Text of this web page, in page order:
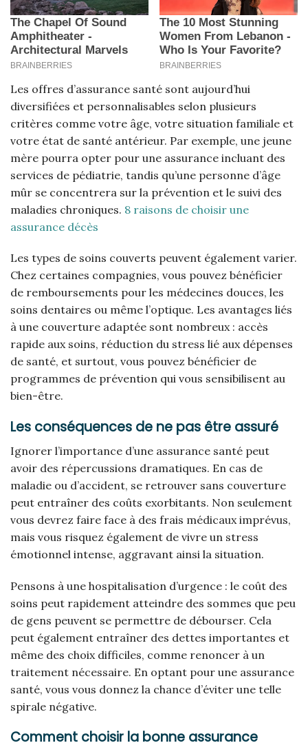
Les offres d’assurance santé sont aujourd’hui
diversifiées et personnalisables selon plusieurs
critères comme votre âge, votre situation familiale et
votre état de santé antérieur. Par exemple, une jeune
mère pourra opter pour une assurance incluant des
services de pédiatrie, tandis qu’une personne d’âge
mûr se concentrera sur la prévention et le suivi des
maladies chroniques. 8 raisons de choisir une
assurance décès
Les types de soins couverts peuvent également varier.
Chez certaines compagnies, vous pouvez bénéficier
de remboursements pour les médecines douces, les
soins dentaires ou même l’optique. Les avantages liés
à une couverture adaptée sont nombreux : accès
rapide aux soins, réduction du stress lié aux dépenses
de santé, et surtout, vous pouvez bénéficier de
programmes de prévention qui vous sensibilisent au
bien-être.
Les conséquences de ne pas être assuré
Ignorer l’importance d’une assurance santé peut
avoir des répercussions dramatiques. En cas de
maladie ou d’accident, se retrouver sans couverture
peut entraîner des coûts exorbitants. Non seulement
vous devrez faire face à des frais médicaux imprévus,
mais vous risquez également de vivre un stress
émotionnel intense, aggravant ainsi la situation.
Pensons à une hospitalisation d’urgence : le coût des
soins peut rapidement atteindre des sommes que peu
de gens peuvent se permettre de débourser. Cela
peut également entraîner des dettes importantes et
même des choix difficiles, comme renoncer à un
traitement nécessaire. En optant pour une assurance
santé, vous vous donnez la chance d’éviter une telle
spirale négative.
Comment choisir la bonne assurance